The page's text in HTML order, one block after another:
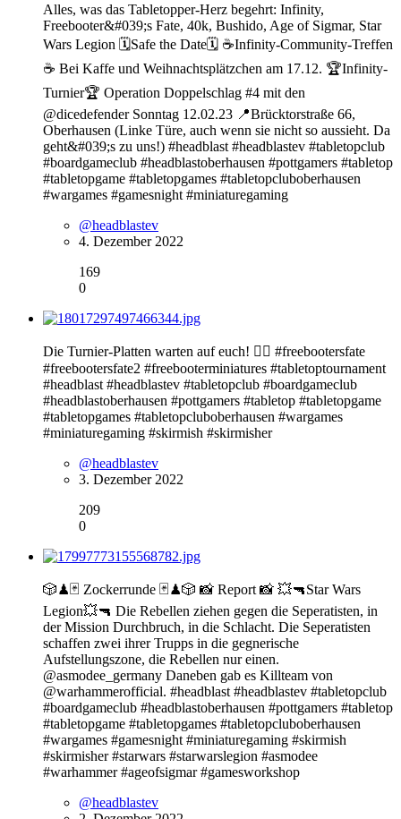
Alles, was das Tabletopper-Herz begehrt: Infinity,
Freebooter&#039;s Fate, 40k, Bushido, Age of Sigmar, Star
Wars Legion 🗓Safe the Date🗓 ☕️Infinity-Community-Treffen
☕️ Bei Kaffe und Weihnachtsplätzchen am 17.12. 🏆Infinity-
Turnier🏆 Operation Doppelschlag #4 mit den
@dicedefender Sonntag 12.02.23 📍Brücktorstraße 66,
Oberhausen (Linke Türe, auch wenn sie nicht so aussieht. Da
geht&#039;s zu uns!) #headblast #headblastev #tabletopclub
#boardgameclub #headblastoberhausen #pottgamers #tabletop
#tabletopgame #tabletopgames #tabletopcluboberhausen
#wargames #gamesnight #miniaturegaming
@headblastev
4. Dezember 2022
169
0
Die Turnier-Platten warten auf euch! 🏴‍☠️ #freebootersfate
#freebootersfate2 #freebooterminiatures #tabletoptournament
#headblast #headblastev #tabletopclub #boardgameclub
#headblastoberhausen #pottgamers #tabletop #tabletopgame
#tabletopgames #tabletopcluboberhausen #wargames
#miniaturegaming #skirmish #skirmisher
@headblastev
3. Dezember 2022
209
0
🎲♟🃏 Zockerrunde 🃏♟🎲 📸 Report 📸 💥🔫Star Wars
Legion💥🔫 Die Rebellen ziehen gegen die Seperatisten, in
der Mission Durchbruch, in die Schlacht. Die Seperatisten
schaffen zwei ihrer Trupps in die gegnerische
Aufstellungszone, die Rebellen nur einen.
@asmodee_germany Daneben gab es Killteam von
@warhammerofficial. #headblast #headblastev #tabletopclub
#boardgameclub #headblastoberhausen #pottgamers #tabletop
#tabletopgame #tabletopgames #tabletopcluboberhausen
#wargames #gamesnight #miniaturegaming #skirmish
#skirmisher #starwars #starwarslegion #asmodee
#warhammer #ageofsigmar #gamesworkshop
@headblastev